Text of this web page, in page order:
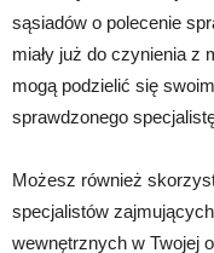
sąsiadów o polecenie
miały już do czynienia z
mogą podzielić się
sprawdzonego
Możesz również
specjalistów
wewnętrznych w Twojej